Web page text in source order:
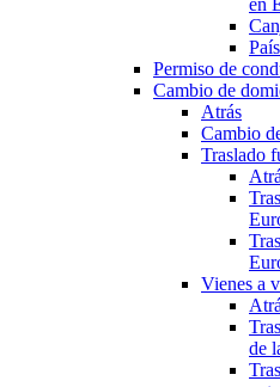
en
Permiso de
Cambio de
Atrás
Cambio
Traslado
Vienes a
de